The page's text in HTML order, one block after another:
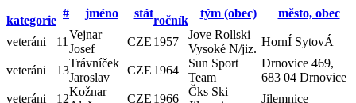
kategorie
# jméno stát
ročník
tým (obec) město, obec
veteráni 11
Vejnar
Josef
CZE 1957
Jove Rollski
Vysoké N/jiz.
HornÍ SytovÁ
veteráni 13
Trávníček
Jaroslav
CZE 1964
Sun Sport
Team
Drnovice 469,
683 04 Drnovice
veteráni
12
Kožnar
CZE 1966
Čks Ski
Jilemnice